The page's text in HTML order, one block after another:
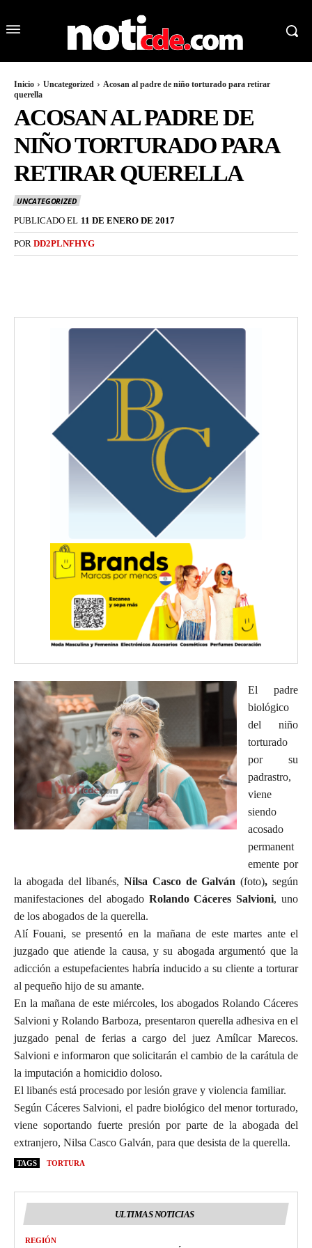
Inicio Uncategorized
Acosan al padre de niño torturado para retirar
querella
ACOSAN AL PADRE DE
NIÑO TORTURADO PARA
RETIRAR QUERELLA
UNCATEGORIZED
PUBLICADO EL 11 DE ENERO DE 2017
POR DD2PLNFHYG
El padre
biológico
del niño
torturado
por su
padrastro,
viene
siendo
acosado
permanent
emente por
la abogada del libanés,Nilsa Casco de Galván(foto), según
manifestaciones del abogado Rolando Cáceres Salvioni, uno
de los abogados de la querella.
Alí Fouani, se presentó en la mañana de este martes ante el
juzgado que atiende la causa, y su abogada argumentó que la
adicción a estupefacientes habría inducido a su cliente a torturar
al pequeño hijo de su amante.
En la mañana de este miércoles, los abogados Rolando Cáceres
Salvioni y Rolando Barboza, presentaron querella adhesiva en el
juzgado penal de ferias a cargo del juez Amílcar Marecos.
Salvioni e informaron que solicitarán el cambio de la carátula de
la imputación a homicidio doloso.
El libanés está procesado por lesión grave y violencia familiar.
Según Cáceres Salvioni, el padre biológico del menor torturado,
viene soportando fuerte presión por parte de la abogada del
extranjero, Nilsa Casco Galván, para que desista de la querella.
TAGS TORTURA
ULTIMAS NOTICIAS
REGIÓN